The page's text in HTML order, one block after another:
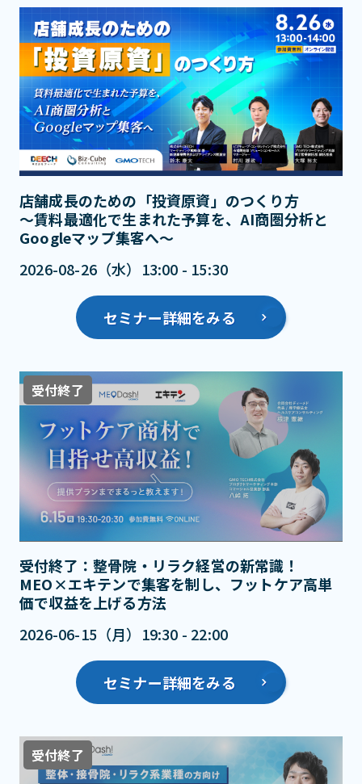
店舗成長のための「投資原資」のつくり方
～賃料最適化で生まれた予算を、AI商圏分析と
Googleマップ集客へ～
2026-08-26（水）13:00 - 15:30
セミナー詳細をみる
受付終了：整骨院・リラク経営の新常識！
MEO×エキテンで集客を制し、フットケア高単
価で収益を上げる方法
2026-06-15（月）19:30 - 22:00
セミナー詳細をみる